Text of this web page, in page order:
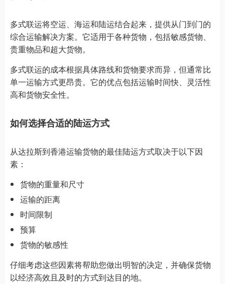
多式联运将空运、海运和陆运结合起来，提供从门到门的
综合运输解决方案。它适用于各种货物，包括敏感货物、
贵重物品和超大货物。
多式联运的成本根据具体路线和货物要求而异，但通常比
单一运输方式更昂贵。它的优点包括运输时间快、灵活性
高和货物安全性。
如何选择合适的陆运方式
从达拉斯到香港运输货物的最佳陆运方式取决于以下因
素：
货物的重量和尺寸
运输的距离
时间限制
预算
货物的敏感性
仔细考虑这些因素将帮助您做出明智的决定，并确保货物
以经济高效且及时的方式到达目的地。